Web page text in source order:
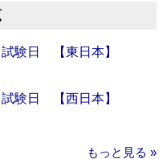
験日 【東日本】
験日 【西日本】
もっと見る »